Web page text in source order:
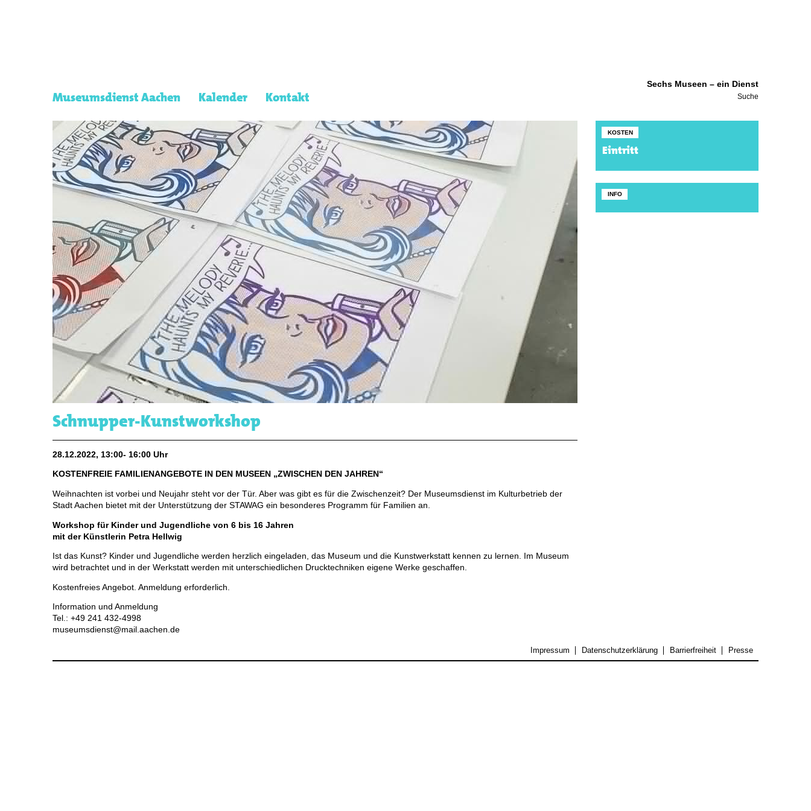
Sechs Museen – ein Dienst
Museumsdienst Aachen Kalender Kontakt Suche
Schnupper-Kunstworkshop
28.12.2022, 13:00- 16:00 Uhr
KOSTENFREIE FAMILIENANGEBOTE IN DEN MUSEEN „ZWISCHEN DEN JAHREN“
Weihnachten ist vorbei und Neujahr steht vor der Tür. Aber was gibt es für die Zwischenzeit? Der Museumsdienst im Kulturbetrieb der
Stadt Aachen bietet mit der Unterstützung der STAWAG ein besonderes Programm für Familien an.
Workshop für Kinder und Jugendliche von 6 bis 16 Jahren
mit der Künstlerin Petra Hellwig
Ist das Kunst? Kinder und Jugendliche werden herzlich eingeladen, das Museum und die Kunstwerkstatt kennen zu lernen. Im Museum
wird betrachtet und in der Werkstatt werden mit unterschiedlichen Drucktechniken eigene Werke geschaffen.
Kostenfreies Angebot. Anmeldung erforderlich.
Information und Anmeldung
Tel.: +49 241 432-4998
museumsdienst@mail.aachen.de
KOSTEN
Eintritt
INFO
Impressum Datenschutzerklärung Barrierfreiheit Presse